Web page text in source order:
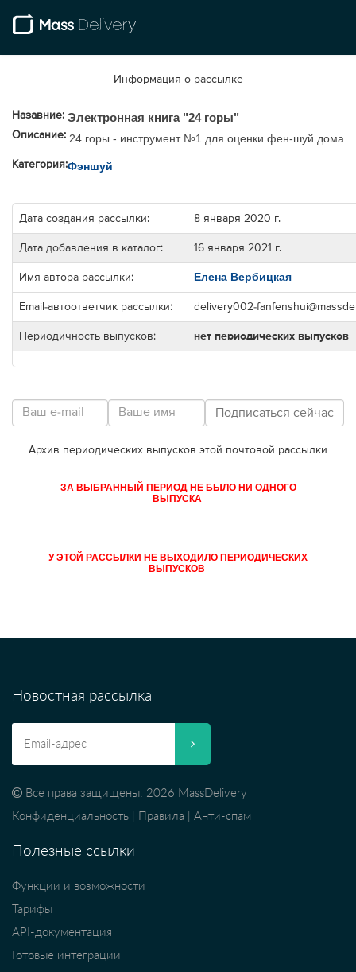
Информация о рассылке
Назавние: Электронная книга "24 горы"
Описание: 24 горы - инструмент №1 для оценки фен-шуй дома.
Категория:Фэншуй
Дата создания рассылки: 8 января 2020 г.
Дата добавления в каталог: 16 января 2021 г.
Имя автора рассылки: Елена Вербицкая
Email-автоответчик рассылки: delivery002-
Периодичность выпусков: нет периодических выпусков
Архив периодических выпусков этой почтовой рассылки
ЗА ВЫБРАННЫЙ ПЕРИОД НЕ БЫЛО НИ ОДНОГО
ВЫПУСКА
У ЭТОЙ РАССЫЛКИ НЕ ВЫХОДИЛО ПЕРИОДИЧЕСКИХ
ВЫПУСКОВ
Новостная рассылка
Все права защищены. 2026 MassDelivery
Конфиденциальность
Правила Анти-спам
Полезные ссылки
Функции и возможности
Тарифы
API-документация
Готовые интеграции